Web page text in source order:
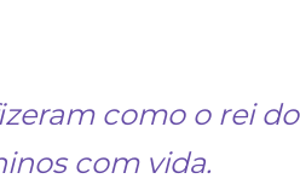
como o rei do
com vida.